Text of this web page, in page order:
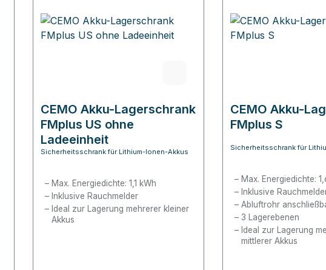
CEMO Akku-Lagerschrank
FMplus US ohne
Ladeeinheit
Sicherheitsschrank für Lithium-Ionen-Akkus
Max. Energiedichte: 1,1 kWh
Inklusive Rauchmelder
Ideal zur Lagerung mehrerer kleiner
Akkus
CEMO Akku-
FMplus S
Sicherheitsschrank für
Max. Energiedichte:
Inklusive
Abluftrohr
3 Lagerebenen
Ideal zur Lagerung
mittlerer Akkus